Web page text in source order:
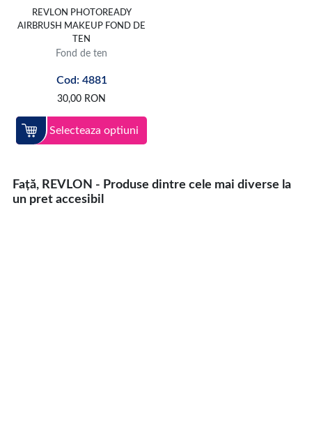
REVLON PHOTOREADY
AIRBRUSH MAKEUP FOND DE
TEN
Fond de ten
Cod: 4881
30,00 RON
Selecteaza optiuni
Față, REVLON - Produse dintre cele mai diverse la
un pret accesibil